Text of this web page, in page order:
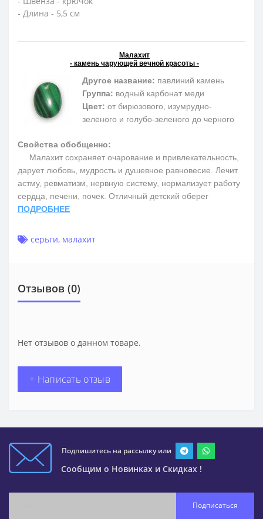
- Длина - 5,5 см
Малахит
- камень чарующей вечной красоты -
Другое название: павлиний камень
Группа: водный карбонат меди
Цвет: от бирюзового, изумрудно-
зеленого и голубо-зеленого до черного
Свойства обобщенно:
Малахит сохраняет очарование и привлекательность,
дарует любовь, мудрость и душевное равновесие. Лечит
астму, ревматизм, нервную систему, нормализует работу
сердца, печени, почек. Отличный детский оберег
ПОДРОБНЕЕ
серьги, малахит
Отзывов (0)
Нет отзывов о данном товаре.
+ Написать отзыв
Подпишитесь на рассылку или
Сообщим о Новинках и Скидках !
Подписаться